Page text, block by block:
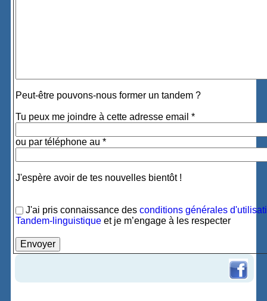
Peut-être pouvons-nous former un tandem ?
Tu peux me joindre à cette adresse email *
ou par téléphone au *
J'espère avoir de tes nouvelles bientôt !
J'ai pris connaissance desconditions générales
Tandem-linguistique et je m’engage à les respecter